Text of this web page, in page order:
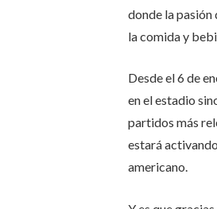
donde la
la comida y
Desde el 6 de
en el estadio
partidos más
estará
americano.